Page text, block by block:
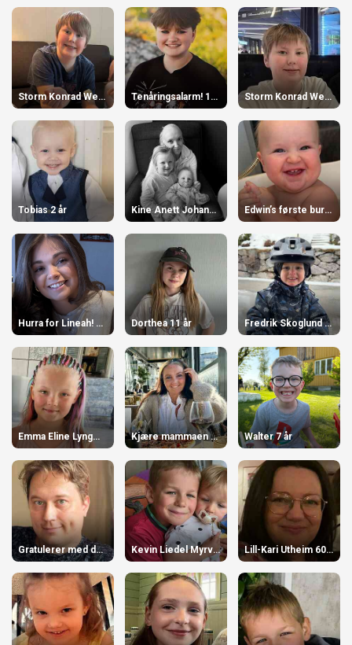
Storm Konrad Wensel 14 år Tenåringsalarm! 13 år Storm Konrad Wensel 14 år
Tobias 2 år Kine Anett Johansen 34 år Edwin’s første bursdag 5 Juli 1 år
Hurra for Lineah! 17 år Dorthea 11 år Fredrik Skoglund 3 år
Emma Eline Lyngmo Nordgård 10 år Kjære mammaen våres! 55 år Walter 7 år
Gratulerer med dagen 39 år Kevin Liedel Myrvang 10 år Lill-Kari Utheim 60 år